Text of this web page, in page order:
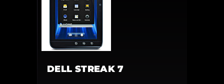
DELL STREAK 7